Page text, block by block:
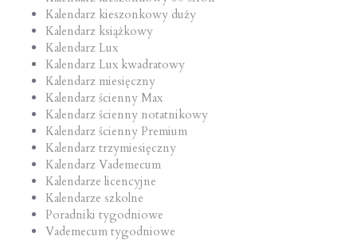
Kalendarz kieszonkowy duży
Kalendarz książkowy
Kalendarz Lux
Kalendarz Lux kwadratowy
Kalendarz miesięczny
Kalendarz ścienny Max
Kalendarz ścienny notatnikowy
Kalendarz ścienny Premium
Kalendarz trzymiesięczny
Kalendarz Vademecum
Kalendarze licencyjne
Kalendarze szkolne
Poradniki tygodniowe
Vademecum tygodniowe